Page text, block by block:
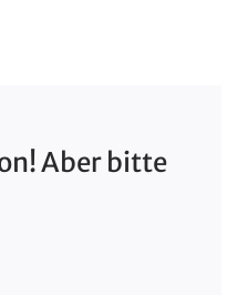
Aber bitte